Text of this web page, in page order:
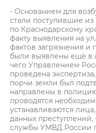
- Основанием для
стали поступившие
по Краснодарскому
факту выявления на
фактов загрязнения
были выявлены ещё в
чего Управлением
проведена
порчи земли был
направлены в
проводятся
устанавливаются
данных преступлений,
службы УМВД России